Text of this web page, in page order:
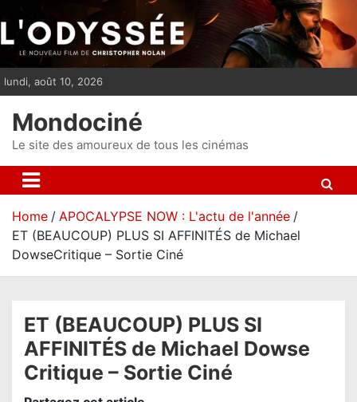
i
p
n
lundi, août 10, 2026
Mondociné
Le site des amoureux de tous les cinémas
Home
APOCALYPSE NOW : L'actu de l'année
ET (BEAUCOUP) PLUS SI AFFINITÉS de Michael
DowseCritique – Sortie Ciné
ET (BEAUCOUP) PLUS SI
AFFINITÉS de Michael Dowse
Critique – Sortie Ciné